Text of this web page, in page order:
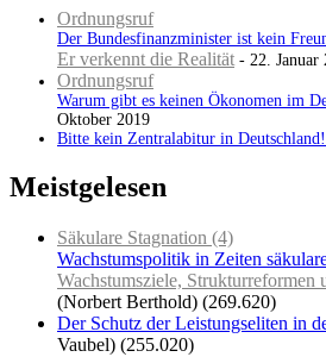
Ordnungsruf
Der Bundesfinanzminister ist kein
Er verkennt die Realität - 22. Januar
Ordnungsruf
Warum gibt es keinen Ökonomen im
Oktober 2019
Bitte kein Zentralabitur in Deutschland!
Meistgelesen
Säkulare Stagnation (4)
Wachstumspolitik in Zeiten
Wachstumsziele, Strukturreformen
(Norbert Berthold) (269.620)
Der Schutz der Leistungseliten in
Vaubel) (255.020)